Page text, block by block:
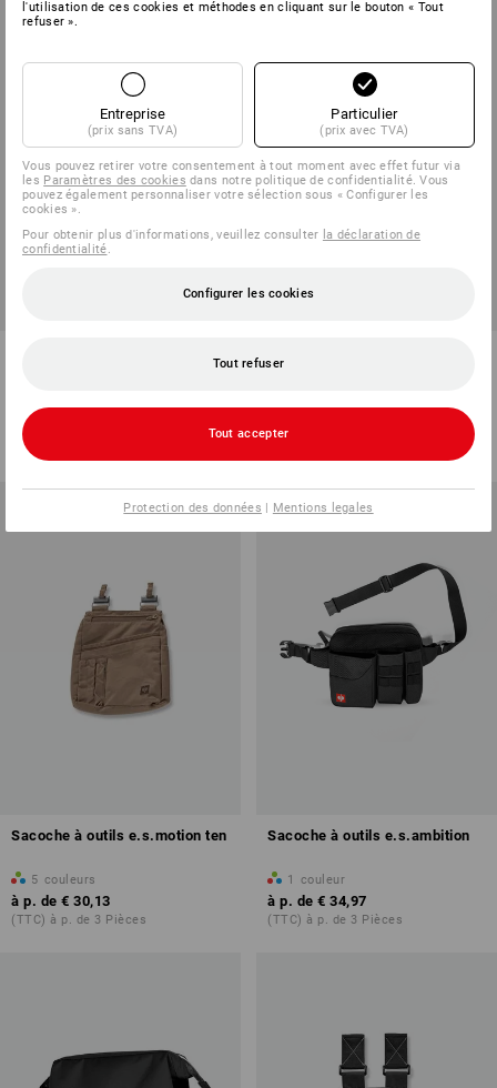
1 couleur
à p. de
(TTC) à p. de 3 Pièces
concept, gauche
1 couleur
à p. de
Sacoche à outils e.s.motion ten
5 couleurs
à p. de € 30,13
(TTC) à p. de 3 Pièces
Sacoche à outils e.s.ambition
1 couleur
à p. de € 34,97
(TTC) à p. de 3 Pièces
l'utilisation de ces cookies et méthodes en cliquant sur le bouton « Tout
refuser ».
Entreprise
(prix sans TVA)
Particulier
(prix avec TVA)
Vous pouvez retirer votre consentement à tout moment avec effet futur via
les Paramètres des cookies dans notre politique de confidentialité. Vous
pouvez également personnaliser votre sélection sous « Configurer les
cookies ».
Pour obtenir plus d'informations, veuillez consulter la déclaration de
confidentialité
Configurer les cookies
Tout refuser
Tout accepter
Protection des données | Mentions legales